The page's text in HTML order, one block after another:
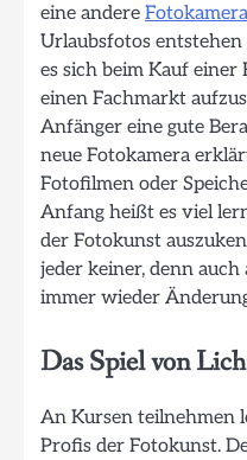
eine andere Fotokamera
Urlaubsfotos
es sich beim Kauf
einen Fachmarkt
Anfänger eine gute
neue Fotokamera
Fotofilmen oder
Anfang heißt es viel
der Fotokunst
jeder keiner, denn auch
immer wieder
Das Spiel von
An Kursen teilnehmen
Profis der Fotokunst.